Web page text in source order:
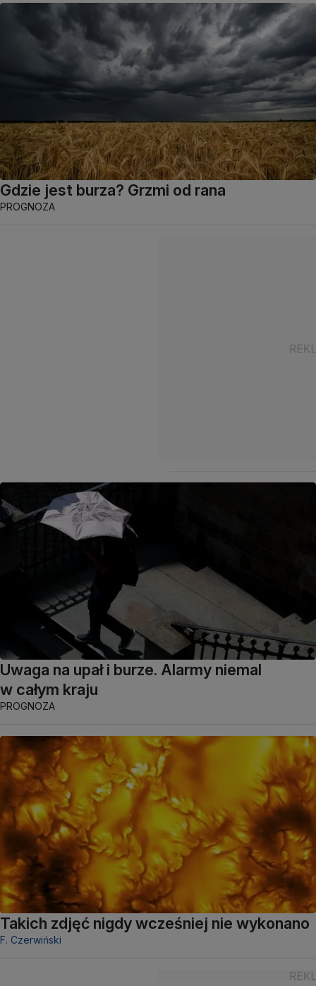
Gdzie jest burza? Grzmi od rana
PROGNOZA
Uwaga na upał i burze. Alarmy niemal
w całym kraju
PROGNOZA
Takich zdjęć nigdy wcześniej nie wykonano
F. Czerwiński